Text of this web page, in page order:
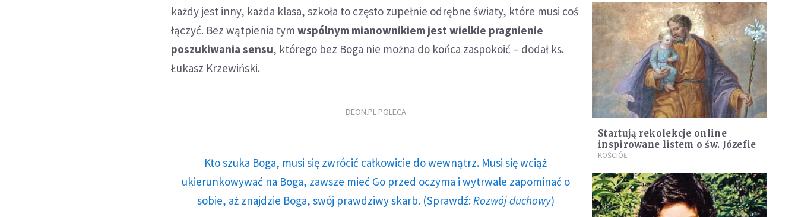
każdy jest inny, każda klasa, szkoła to często zupełnie odrębne światy, które musi coś
łączyć. Bez wątpienia tymwspólnym mianownikiem jest wielkie pragnienie
poszukiwania sensu, którego bez Boga nie można do końca zaspokoić – dodał ks.
Łukasz Krzewiński.
DEON.PL POLECA
Kto szuka Boga, musi się zwrócić całkowicie do wewnątrz. Musi się wciąż
ukierunkowywać na Boga, zawsze mieć Go przed oczyma i wytrwale zapominać o
sobie, aż znajdzie Boga, swój prawdziwy skarb. (Sprawdź: Rozwój duchowy)
Startują rekolekcje online
inspirowane listem o św. Józefie
KOŚCIÓŁ